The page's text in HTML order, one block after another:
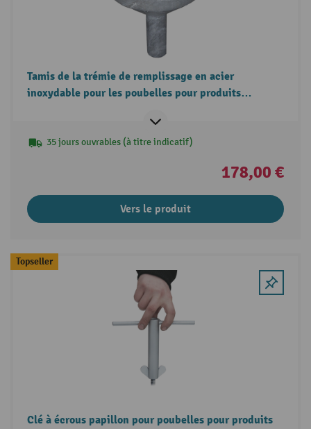
Tamis de la trémie de remplissage en acier
inoxydable pour les poubelles pour produits
35 jours ouvrables (à titre indicatif)
178,00 €
Vers le produit
Topseller
Clé à écrous papillon pour poubelles pour produits